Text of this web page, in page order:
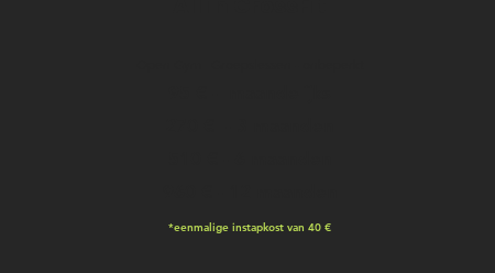
*eenmalige instapkost van 40 €